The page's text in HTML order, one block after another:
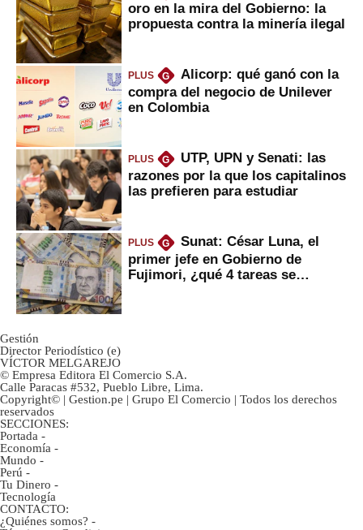
oro en la mira del Gobierno: la
propuesta contra la minería ilegal
PLUS G
Alicorp: qué ganó con la
compra del negocio de Unilever
en Colombia
PLUS G
UTP, UPN y Senati: las
razones por la que los capitalinos
las prefieren para estudiar
PLUS G
Sunat: César Luna, el
primer jefe en Gobierno de
Fujimori, ¿qué 4 tareas se
Gestión
Director Periodístico (e)
VÍCTOR MELGAREJO
© Empresa Editora El Comercio S.A.
Calle Paracas #532, Pueblo Libre, Lima.
Copyright© | Gestion.pe | Grupo El Comercio | Todos los derechos
reservados
SECCIONES:
Portada -
Economía -
Mundo -
Perú -
Tu Dinero -
Tecnología
CONTACTO:
¿Quiénes somos? -